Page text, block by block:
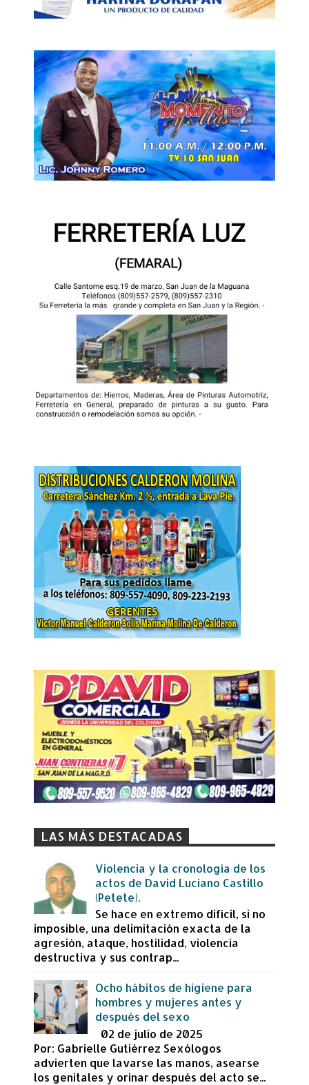
LAS MÁS DESTACADAS
Violencia y la cronología de los
actos de David Luciano Castillo
(Petete).
Se hace en extremo difícil, si no
imposible, una delimitación exacta de la
agresión, ataque, hostilidad, violencia
destructiva y sus contrap...
Ocho hábitos de higiene para
hombres y mujeres antes y
después del sexo
02 de julio de 2025
Por: Gabrielle Gutiérrez Sexólogos
advierten que lavarse las manos, asearse
los genitales y orinar después del acto se...